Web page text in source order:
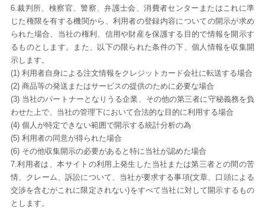
6.裁判所、検察官、警察、弁護士会、消費者センターまたはこれに準
じた権限を有する機関から、利用者の登録内容についての開示が求め
られた場合、当社の権利、信用や財産を保護する目的で情報を開示す
るものとします。また、以下の限られた条件の下、個人情報を収集開
示します。
(1) 利用者自身による注文情報をクレジットカード会社に転送する場合
(2) 商品等の発送またはサービスの提供のために必要な場合
(3) 当社のパートナーとなりうる企業、その他の第三者に守秘義務を負
わせた上で、当社の管理下において合法的な目的に利用する場合
(4) 個人が特定できない範囲で開示する統計分析の為
(5) 利用者の同意が得られた場合
(6) その他収集開示の必要があると特に当社が認めた場合
7.利用者は、本サイトの利用上発生した当社または第三者との間の苦
情、クレーム、訴訟について、当社が要求する事項(文章、口頭による
交渉を含むがこれに限定されない)をすべて当社に対して開示するもの
とします。